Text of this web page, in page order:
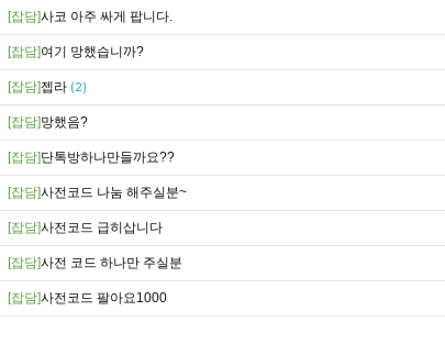
[잡담]사코 아주 싸게 팝니다.
[잡담]여기 망했습니까?
[잡담]젭라 (2)
[잡담]망했음?
[잡담]단톡방하나만들까요??
[잡담]사전코드 나눔 해주실분~
[잡담]사전코드 급히삽니다
[잡담]사전 코드 하나만 주실분
[잡담]사전코드 팔아요1000